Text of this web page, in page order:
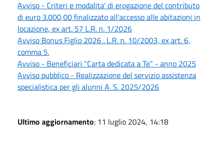
Avviso - Criteri e modalita' di erogazione del contributo
di euro 3.000,00 finalizzato all'accesso alle abitazioni in
locazione, ex art. 57 L.R. n. 1/2026
Avviso Bonus Figlio 2026 . L.R. n. 10/2003, ex art. 6,
comma 5.
Avviso - Beneficiari "Carta dedicata a Te" - anno 2025
Avviso pubblico - Realizzazione del servizio assistenza
specialistica per gli alunni A. S. 2025/2026
Ultimo aggiornamento: 11 luglio 2024, 14:18